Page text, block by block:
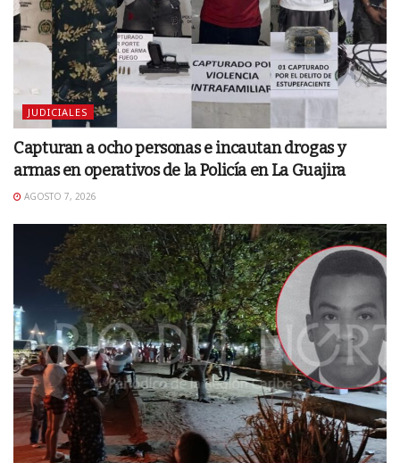
JUDICIALES
Capturan a ocho personas e incautan drogas y
armas en operativos de la Policía en La Guajira
AGOSTO 7, 2026